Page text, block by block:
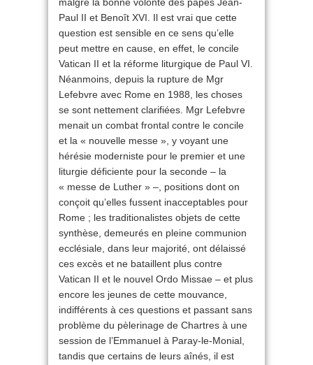
Paul II et Benoît XVI. Il est vrai que cette
question est sensible en ce sens qu’elle
peut mettre en cause, en effet, le concile
Vatican II et la réforme liturgique de Paul VI.
Néanmoins, depuis la rupture de Mgr
Lefebvre avec Rome en 1988, les choses
se sont nettement clarifiées. Mgr Lefebvre
menait un combat frontal contre le concile
et la « nouvelle messe », y voyant une
hérésie moderniste pour le premier et une
liturgie déficiente pour la seconde – la
« messe de Luther » –, positions dont on
conçoit qu’elles fussent inacceptables pour
Rome ; les traditionalistes objets de cette
synthèse, demeurés en pleine communion
ecclésiale, dans leur majorité, ont délaissé
ces excès et ne bataillent plus contre
Vatican II et le nouvel Ordo Missae – et plus
encore les jeunes de cette mouvance,
indifférents à ces questions et passant sans
problème du pèlerinage de Chartres à une
session de l’Emmanuel à Paray-le-Monial,
tandis que certains de leurs aînés, il est